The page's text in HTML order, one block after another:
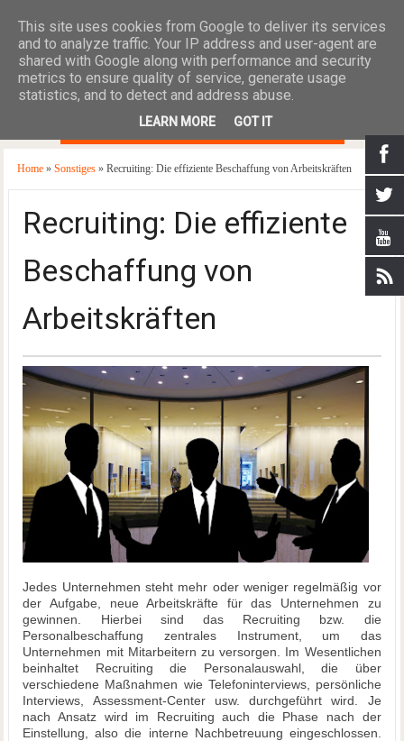
Home»Sonstiges» Recruiting: Die effiziente Beschaffung von Arbeitskräften
Recruiting: Die effiziente
Beschaffung von
Arbeitskräften
Jedes Unternehmen steht mehr oder weniger regelmäßig vor
der Aufgabe, neue Arbeitskräfte für das Unternehmen zu
gewinnen. Hierbei sind das Recruiting bzw. die
Personalbeschaffung zentrales Instrument, um das
Unternehmen mit Mitarbeitern zu versorgen. Im Wesentlichen
beinhaltet Recruiting die Personalauswahl, die über
verschiedene Maßnahmen wie Telefoninterviews, persönliche
Interviews, Assessment-Center usw. durchgeführt wird. Je
nach Ansatz wird im Recruiting auch die Phase nach der
Einstellung, also die interne Nachbetreuung eingeschlossen.
This site uses cookies from Google to deliver its services
and to analyze traffic. Your IP address and user-agent are
shared with Google along with performance and security
metrics to ensure quality of service, generate usage
statistics, and to detect and address abuse.
LEARN MORE GOT IT